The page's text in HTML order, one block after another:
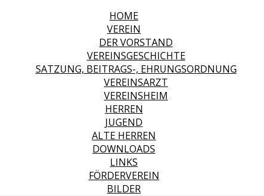
HOME
VEREIN
DER VORSTAND
VEREINSGESCHICHTE
SATZUNG, BEITRAGS-, EHRUNGSORDNUNG
VEREINSARZT
VEREINSHEIM
HERREN
JUGEND
ALTE HERREN
DOWNLOADS
LINKS
FÖRDERVEREIN
BILDER